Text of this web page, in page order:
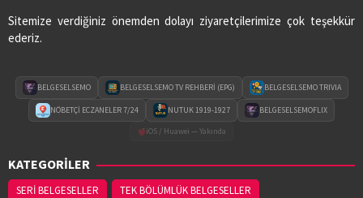
SEDA ECZANESİ
VURAL ECZANESİ
19 MAYIS MAH. HACI ALİ EKİNCİ BULVARI
03622560360
Sitemize verdiğiniz önemden dolayı ziyaretçilerimize çok teşekkür
ederiz.
BELGESELSEMO BELGESELSEMO TV REHBERİ (EPG) BELGESELSEMO TRIVIA
NÖBETÇİ ECZANELER 7/24 NUTUK 1919-1927
BELGESELSEMOFLIX
iOS / Huawei — Yakında
KATEGORİLER
SERİ BELGESELLER
TEK BÖLÜMLÜK BELGESELLER